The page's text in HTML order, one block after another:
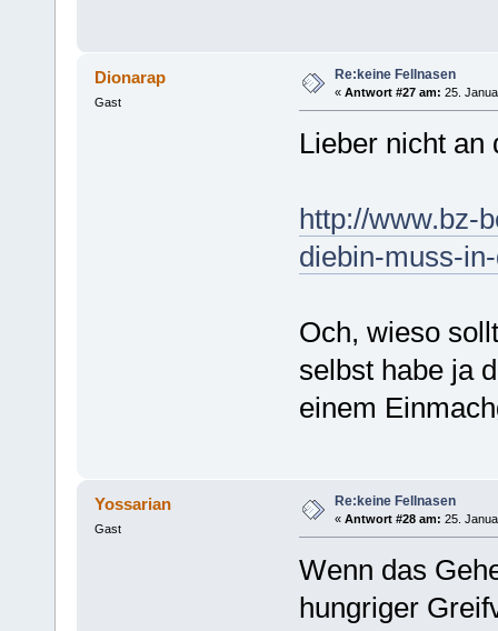
Dionarap
Gast
Re:keine Fellnasen
« Antwort #27 am: 25.
Lieber nicht an
http://www.bz-
diebin-muss-
Och, wieso
selbst habe ja
einem
Yossarian
Gast
Re:keine Fellnasen
« Antwort #28 am: 25.
Wenn das
hungriger